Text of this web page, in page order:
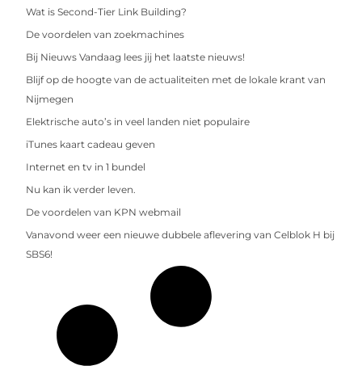
Wat is Second-Tier Link Building?
De voordelen van zoekmachines
Bij Nieuws Vandaag lees jij het laatste nieuws!
Blijf op de hoogte van de actualiteiten met de lokale krant van
Nijmegen
Elektrische auto’s in veel landen niet populaire
iTunes kaart cadeau geven
Internet en tv in 1 bundel
Nu kan ik verder leven.
De voordelen van KPN webmail
Vanavond weer een nieuwe dubbele aflevering van Celblok H bij
SBS6!